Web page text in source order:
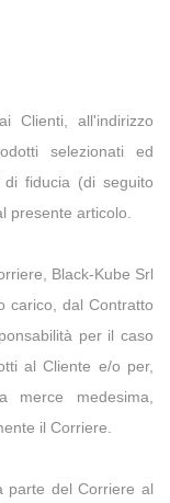
Clienti, all'indirizzo
selezionati ed
di fiducia (di seguito
presente articolo.
Black-Kube Srl
carico, dal Contratto
per il caso
al Cliente e/o per,
merce medesima,
il Corriere.
parte del Corriere al